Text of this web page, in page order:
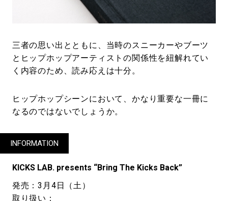
三者の思い出とともに、当時のスニーカーやブーツ
とヒップホップアーティストの関係性を紐解れてい
く内容のため、読み応えは十分。
ヒップホップシーンにおいて、かなり重要な一冊に
なるのではないでしょうか。
INFORMATION
KICKS LAB. presents “Bring The Kicks Back”
発売：3月4日（土）
取り扱い：